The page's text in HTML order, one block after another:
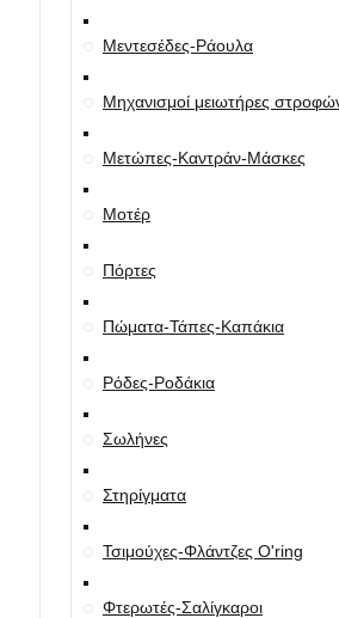
Μεντεσέδες-Ράουλα
Μηχανισμοί μειωτήρες
Μετώπες-Καντράν-Μάσκες
Μοτέρ
Πόρτες
Πώματα-Τάπες-Καπάκια
Ρόδες-Ροδάκια
Σωλήνες
Στηρίγματα
Τσιμούχες-Φλάντζες O'ring
Φτερωτές-Σαλίγκαροι